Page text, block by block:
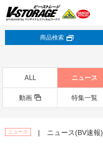
商品検索
ALL ニュース
動画 特集一覧
ニュース | ニュース(BV速報)